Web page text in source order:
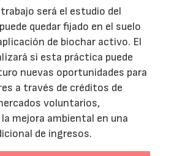
será el estudio del
quedar fijado en el suelo
de biochar activo. El
si esta práctica puede
nuevas oportunidades para
a través de créditos de
voluntarios,
mejora ambiental en una
de ingresos.